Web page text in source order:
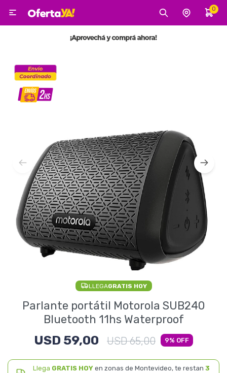
0

LLEGAGRATIS HOY
Parlante portátil Motorola SUB240
Bluetooth 11hs Waterproof
USD 59,00 USD 65,00 9
Llega GRATIS HOYen zonas de Montevideo, te restan 3
MI CUENTA
Tecnología
Tecnología
Gaming
Electrodomésticos
Pequeños electrodomésticos
Hogar y Jardín